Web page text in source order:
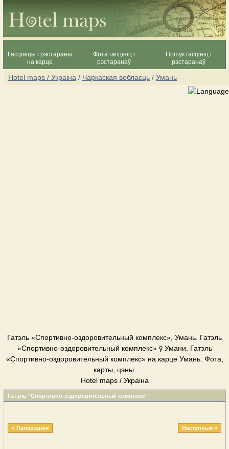
Гасцініцы і рэстараны
на карце
Фота гасцініц і
рэстаранаў
Пошук гасцініц і
рэстаранаў
Hotel maps / Украіна / Чаркаская вобласць / Умань
Гатэль «Спортивно-оздоровительный комплекс», Умань. Гатэль
«Спортивно-оздоровительный комплекс» ў Умани. Гатэль
«Спортивно-оздоровительный комплекс» на карце Умань. Фота,
карты, цэны.
Hotel maps / Украіна
Гатэль "Спортивно-оздоровительный комплекс"
« Папярэднія Наступныя »